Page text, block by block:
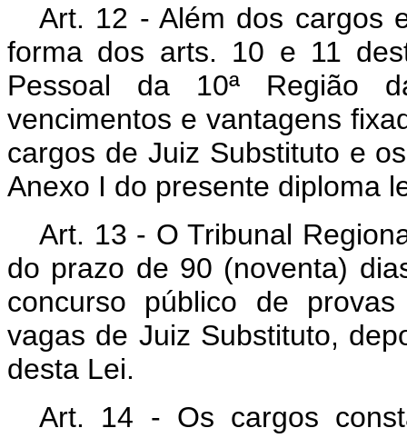
Art. 12 - Além dos cargos
forma dos arts. 10 e 11
Pessoal da 10ª Região
vencimentos e vantagens
cargos de Juiz Substituto e
Anexo I do presente diploma
Art. 13 - O Tribunal
do prazo de 90 (noventa)
concurso público de
vagas de Juiz Substituto,
desta Lei.
Art. 14 - Os cargos